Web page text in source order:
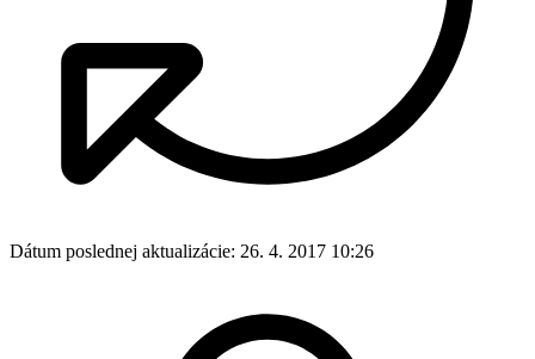
Dátum poslednej aktualizácie: 26. 4. 2017 10:26